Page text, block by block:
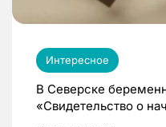
Интересное
В Северске
«Свидетельство о